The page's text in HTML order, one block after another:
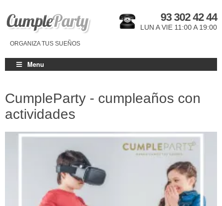
ORGANIZA TUS SUEÑOS
93 302 42 44
LUN A VIE 11:00 A 19:00
Menu
CumpleParty - cumpleaños con
actividades